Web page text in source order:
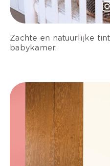
Zachte en natuurlijke
babykamer.